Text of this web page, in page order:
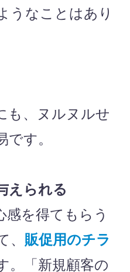
うなことはあり
も、ヌルヌルせ
す。
えられる
感を得てもらう
販促用のチラ
。「新規顧客の